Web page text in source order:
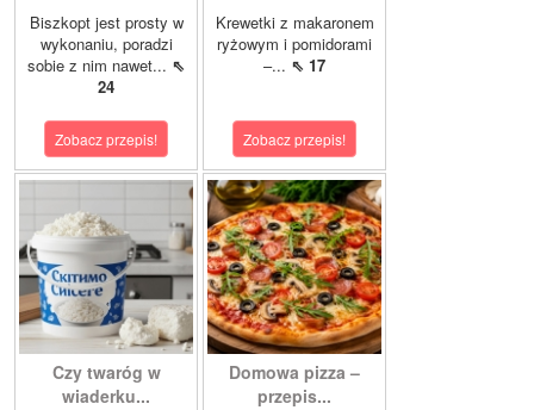
Biszkopt jest prosty w
wykonaniu, poradzi
sobie z nim nawet... ⇖
24
Zobacz przepis!
Krewetki z makaronem
ryżowym i pomidorami
–... ⇖ 17
Zobacz przepis!
Czy twaróg w
wiaderku...
Domowa pizza –
przepis...